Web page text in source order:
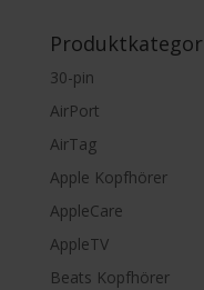
30-pin
AirPort
AirTag
Apple Kopfhörer
AppleCare
AppleTV
Beats Kopfhörer